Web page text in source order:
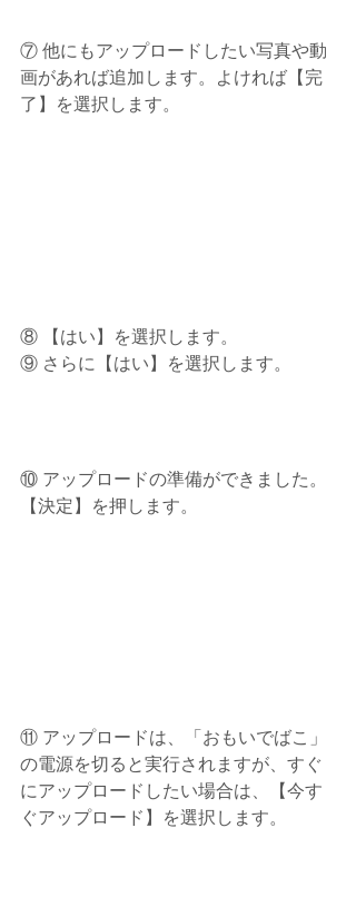
⑦ 他にもアップロードしたい写真や動
画があれば追加します。よければ【完
了】を選択します。
⑧ 【はい】を選択します。
⑨ さらに【はい】を選択します。
⑩ アップロードの準備ができました。
【決定】を押します。
⑪ アップロードは、「おもいでばこ」
の電源を切ると実行されますが、すぐ
にアップロードしたい場合は、【今す
ぐアップロード】を選択します。